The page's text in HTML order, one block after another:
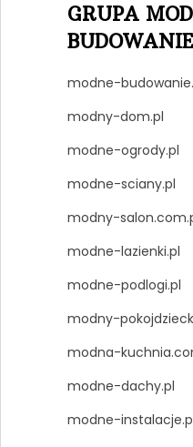
GRUPA
modne-
modny-dom.pl
modne-ogrody.pl
modne-sciany.pl
modny-
modne-lazienki.pl
modne-podlogi.pl
modny-
modna-
modne-dachy.pl
modne-